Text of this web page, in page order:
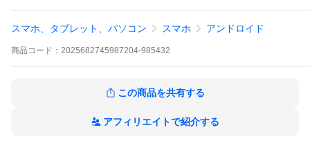
前面カメラ : 1600万画素カメラ 23mm F2.4
163.41 x 77.04 x 8.3/8.1mm
Wi-Fi : Wi-Fi 7 , 802.11
認証方式 : 指紋認証センサー , 顔認証
スマホ、タブレット、パソコン スマホ アンドロイド
商品 コード： 2025682745987204-985432
この商品を共有する
アフィリエイトで紹介する